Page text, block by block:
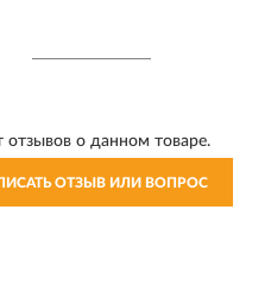
отзывов о данном товаре.
ОТЗЫВ ИЛИ ВОПРОС